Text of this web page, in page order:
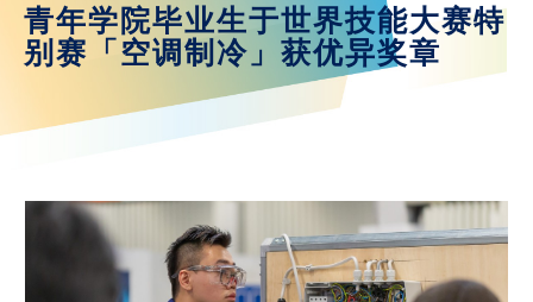
青年学院毕业生于世界技能大赛特
别赛「空调制冷」获优异奖章